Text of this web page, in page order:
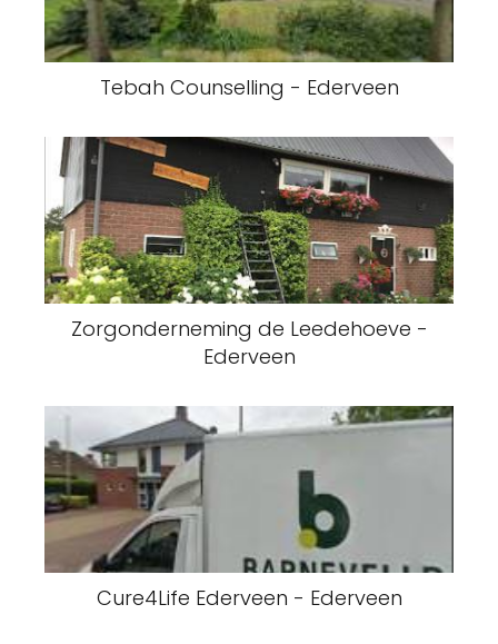
Tebah Counselling - Ederveen
Zorgonderneming de Leedehoeve -
Ederveen
Cure4Life Ederveen - Ederveen